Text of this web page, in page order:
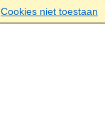
Cookies niet toestaan